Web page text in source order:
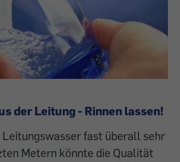
der Leitung - Rinnen lassen!
fast überall sehr
Metern könnte die Qualität